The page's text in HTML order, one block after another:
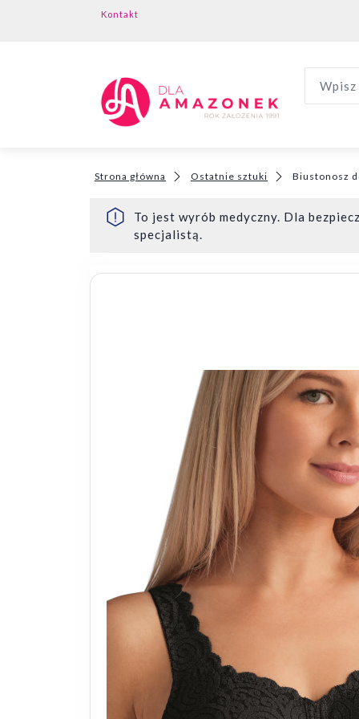
Kontakt
Strona główna Ostatnie sztuki Biustonosz
To jest wyrób medyczny. Dla
specjalistą.